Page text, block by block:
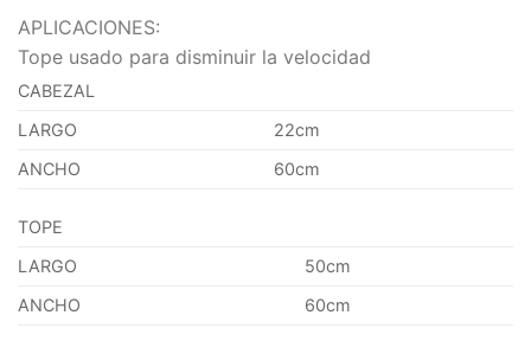
APLICACIONES:
Tope usado para disminuir la velocidad
CABEZAL
LARGO
22cm
ANCHO
60cm
TOPE
LARGO
50cm
ANCHO
60cm